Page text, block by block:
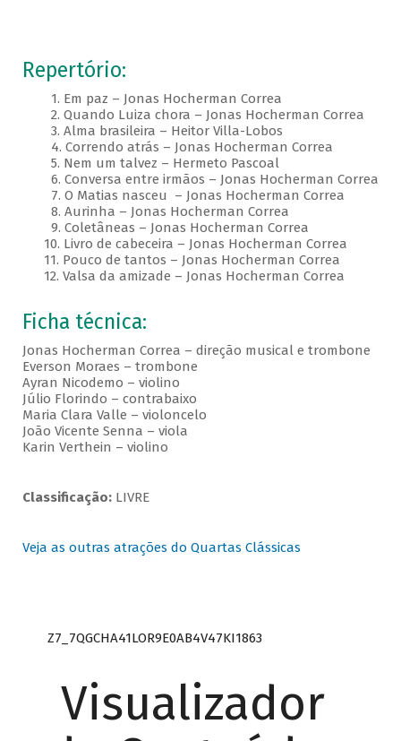
Repertório:
1. Em paz – Jonas Hocherman Correa
2. Quando Luiza chora – Jonas Hocherman Correa
3. Alma brasileira – Heitor Villa-Lobos
4. Correndo atrás – Jonas Hocherman Correa
5. Nem um talvez – Hermeto Pascoal
6. Conversa entre irmãos – Jonas Hocherman Correa
7. O Matias nasceu – Jonas Hocherman Correa
8. Aurinha – Jonas Hocherman Correa
9. Coletâneas – Jonas Hocherman Correa
10. Livro de cabeceira – Jonas Hocherman Correa
11. Pouco de tantos – Jonas Hocherman Correa
12. Valsa da amizade – Jonas Hocherman Correa
Ficha técnica:
Jonas Hocherman Correa – direção musical e trombone
Everson Moraes – trombone
Ayran Nicodemo – violino
Júlio Florindo – contrabaixo
Maria Clara Valle – violoncelo
João Vicente Senna – viola
Karin Verthein – violino
Classificação:LIVRE
Veja as outras atrações do Quartas Clássicas
Z7_7QGCHA41LOR9E0AB4V47KI1863
Visualizador